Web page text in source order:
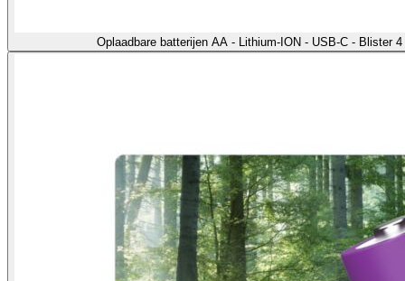
Oplaadbare batterijen AA - Lithium-ION - USB-C - Blister